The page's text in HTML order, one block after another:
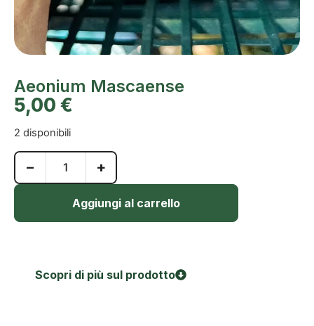
Aeonium Mascaense
5,00 €
2 disponibili
− +
Aggiungi al carrello
Scopri di più sul prodotto